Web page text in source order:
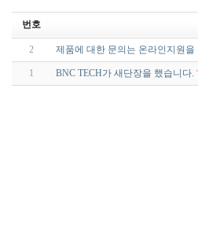
번호
2 제품에 대한 문의는 온라인지원
1 BNC TECH가 새단장을 했습니다.